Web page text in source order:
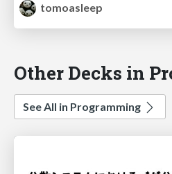
tomoasleep
Other Decks in
See All in Programming